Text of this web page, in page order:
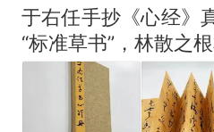
于右任手抄《心经》
“标准草书”，林散之